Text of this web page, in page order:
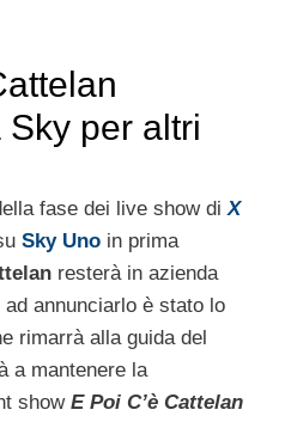
per altri
fase dei live show diX
Sky Uno in prima
resterà in azienda
annunciarlo è stato lo
rimarrà alla guida del
a mantenere la
showE Poi C’è Cattelan